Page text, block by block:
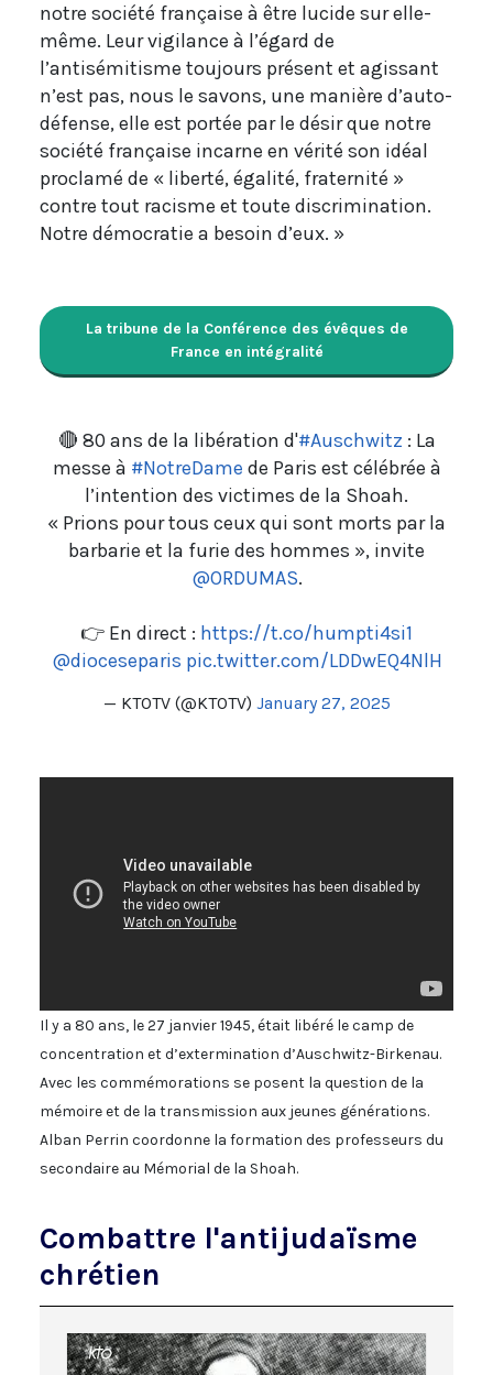
notre société française à être lucide sur elle-
même. Leur vigilance à l’égard de
l’antisémitisme toujours présent et agissant
n’est pas, nous le savons, une manière d’auto-
défense, elle est portée par le désir que notre
société française incarne en vérité son idéal
proclamé de « liberté, égalité, fraternité »
contre tout racisme et toute discrimination.
Notre démocratie a besoin d’eux. »
La tribune de la Conférence des évêques de
France en intégralité
🔴 80 ans de la libération d'#Auschwitz : La
messe à #NotreDame de Paris est célébrée à
l’intention des victimes de la Shoah.
« Prions pour tous ceux qui sont morts par la
barbarie et la furie des hommes », invite
@ORDUMAS.
👉 En direct : https://t.co/humpti4si1
@dioceseparis pic.twitter.com/LDDwEQ4NlH
— KTOTV (@KTOTV) January 27, 2025
Il y a 80 ans, le 27 janvier 1945, était libéré le camp de
concentration et d’extermination d’Auschwitz-Birkenau.
Avec les commémorations se posent la question de la
mémoire et de la transmission aux jeunes générations.
Alban Perrin coordonne la formation des professeurs du
secondaire au Mémorial de la Shoah.
Combattre l'antijudaïsme
chrétien